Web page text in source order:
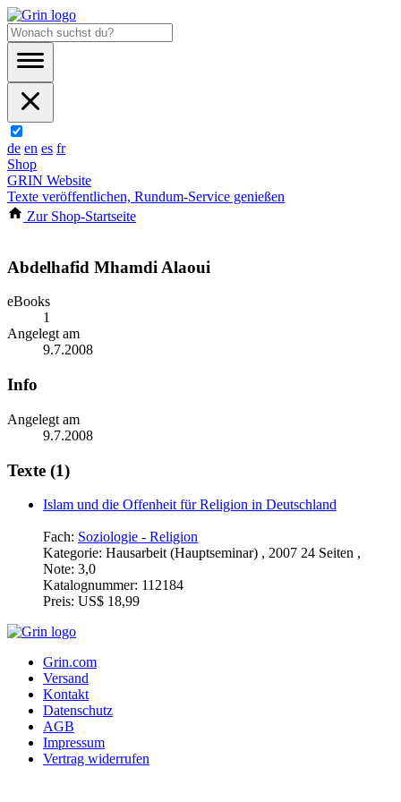
de en es fr
Shop
GRIN Website
Texte veröffentlichen, Rundum-Service genießen
Zur Shop-Startseite
Abdelhafid Mhamdi Alaoui
eBooks
1
Angelegt am
9.7.2008
Info
Angelegt am
9.7.2008
Texte (1)
Islam und die Offenheit für Religion in Deutschland
Fach: Soziologie - Religion
Kategorie: Hausarbeit (Hauptseminar) , 2007 24 Seiten ,
Note: 3,0
Katalognummer: 112184
Preis: US$ 18,99
Grin.com
Versand
Kontakt
Datenschutz
AGB
Impressum
Vertrag widerrufen